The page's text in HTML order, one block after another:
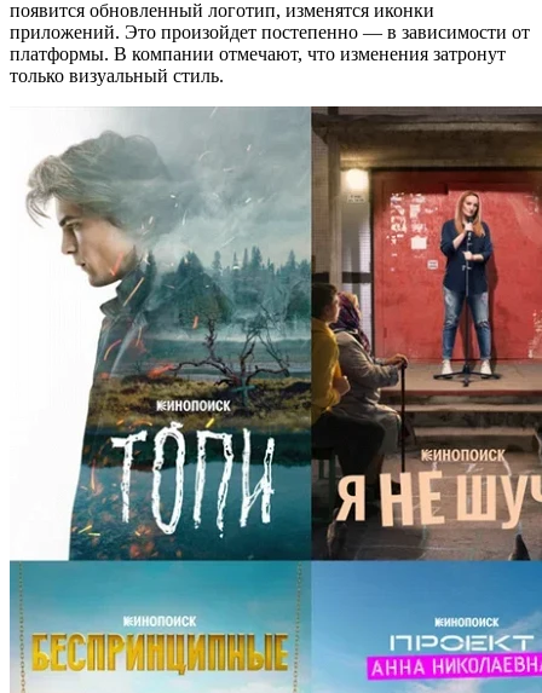
появится обновленный логотип, изменятся иконки
приложений. Это произойдет постепенно — в зависимости от
платформы. В компании отмечают, что изменения затронут
только визуальный стиль.